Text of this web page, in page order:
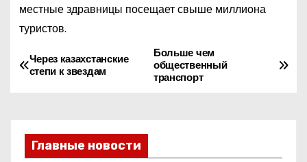
местные здравницы посещает свыше миллиона
туристов.
Н
Больше чем
общественный
транспорт
Через казахстанские
степи к звездам
Главные новости